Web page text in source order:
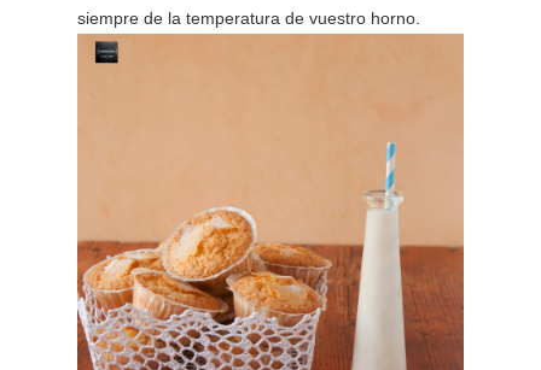
siempre de la temperatura de vuestro horno.